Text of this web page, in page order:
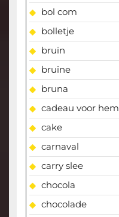
bol com
bolletje
bruin
bruine
bruna
cadeau voor hem
cake
carnaval
carry slee
chocola
chocolade